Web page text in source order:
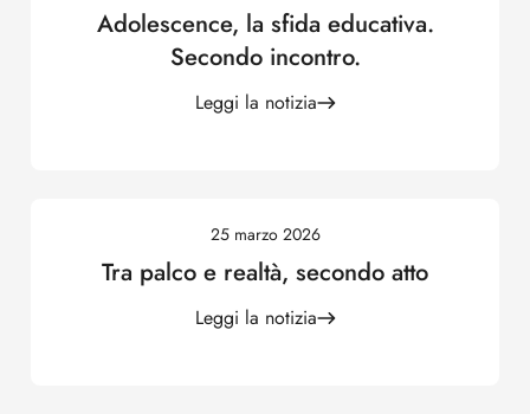
Adolescence, la sfida educativa.
Secondo incontro.
Leggi la notizia
25 marzo 2026
Tra palco e realtà, secondo atto
Leggi la notizia